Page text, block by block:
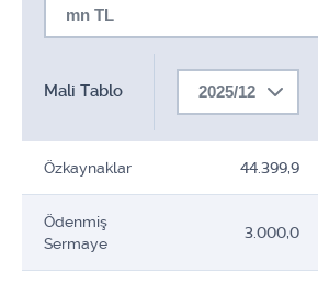
mn TL
Mali Tablo 2025/12
Özkaynaklar 44.399,9
Ödenmiş
Sermaye
3.000,0